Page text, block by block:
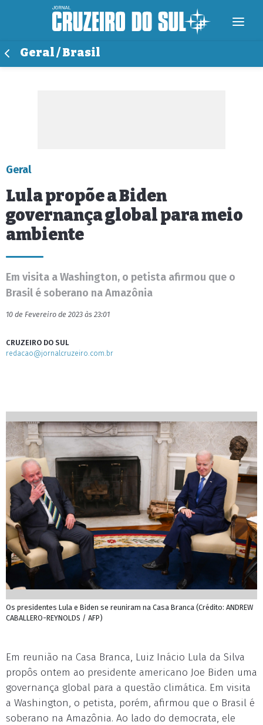
Geral / Brasil
Geral
Lula propõe a Biden
governança global para meio
ambiente
Em visita a Washington, o petista afirmou que o
Brasil é soberano na Amazônia
10 de Fevereiro de 2023 às 23:01
CRUZEIRO DO SUL
redacao@jornalcruzeiro.com.br
Os presidentes Lula e Biden se reuniram na Casa Branca (Crédito: ANDREW
CABALLERO-REYNOLDS / AFP)
Em reunião na Casa Branca, Luiz Inácio Lula da Silva
propôs ontem ao presidente americano Joe Biden uma
governança global para a questão climática. Em visita
a Washington, o petista, porém, afirmou que o Brasil é
soberano na Amazônia. Ao lado do democrata, ele